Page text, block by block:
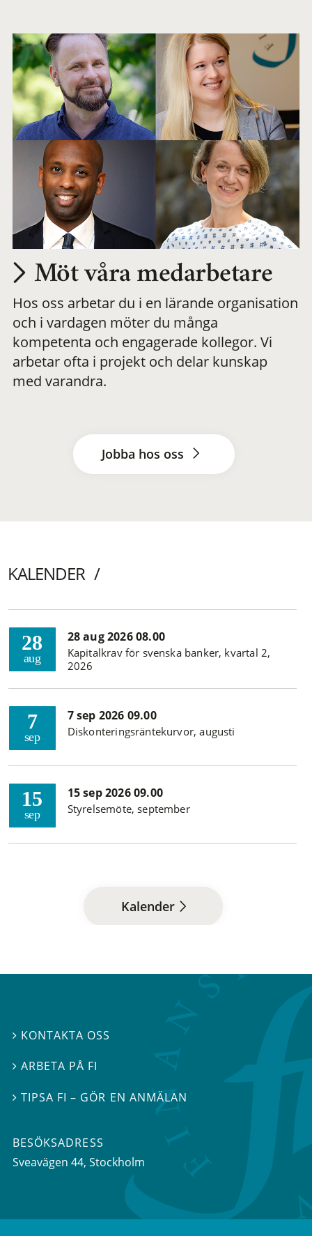
Möt våra medarbetare
Hos oss arbetar du i en lärande organisation
och i vardagen möter du många
kompetenta och engagerade kollegor. Vi
arbetar ofta i projekt och delar kunskap
med varandra.
Jobba hos oss
KALENDER
28
aug
28 aug 2026 08.00
Kapitalkrav för svenska banker, kvartal 2,
2026
7
sep
7 sep 2026 09.00
Diskonteringsräntekurvor, augusti
15
sep
15 sep 2026 09.00
Styrelsemöte, september
Kalender
 KONTAKTA OSS
ARBETA PÅ FI
TIPSA FI – GÖR EN ANMÄLAN
BESÖKSADRESS
Sveavägen 44, Stockholm